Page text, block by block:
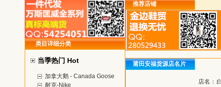
类目详细分类
当季热门 Hot
加拿大鹅 - Canada Goose
耐克-Nike
推荐店铺
莆田安福货源店名片
店名：